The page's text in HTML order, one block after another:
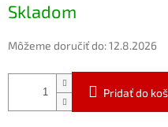
cena:
Skladom
Môžeme doručiť do:12.8.2026
Pridať do